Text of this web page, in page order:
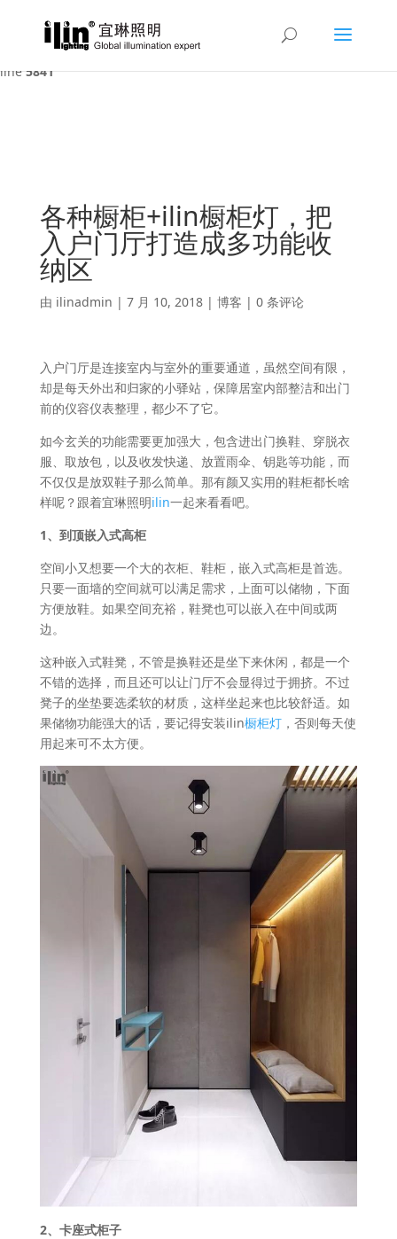
Warning : A non-numeric value encountered in
/var/www/html/ilin/wp-content/themes/Divi/functions.php
line5841
各种橱柜+ilin橱柜灯，把
入户门厅打造成多功能收
纳区
由 ilinadmin | 7 月 10, 2018| 博客 | 0 条评论
入户门厅是连接室内与室外的重要通道，虽然空间有限，
却是每天外出和归家的小驿站，保障居室内部整洁和出门
前的仪容仪表整理，都少不了它。
如今玄关的功能需要更加强大，包含进出门换鞋、穿脱衣
服、取放包，以及收发快递、放置雨伞、钥匙等功能，而
不仅仅是放双鞋子那么简单。那有颜又实用的鞋柜都长啥
样呢？跟着宜琳照明ilin一起来看看吧。
1、到顶嵌入式高柜
空间小又想要一个大的衣柜、鞋柜，嵌入式高柜是首选。
只要一面墙的空间就可以满足需求，上面可以储物，下面
方便放鞋。如果空间充裕，鞋凳也可以嵌入在中间或两
边。
这种嵌入式鞋凳，不管是换鞋还是坐下来休闲，都是一个
不错的选择，而且还可以让门厅不会显得过于拥挤。不过
凳子的坐垫要选柔软的材质，这样坐起来也比较舒适。如
果储物功能强大的话，要记得安装ilin橱柜灯，否则每天使
用起来可不太方便。
2、卡座式柜子